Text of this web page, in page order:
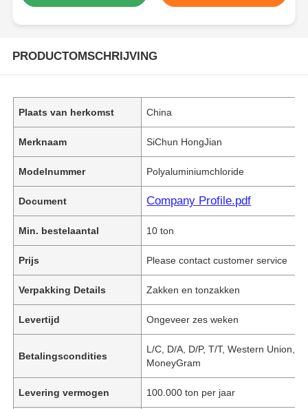
PRODUCTOMSCHRIJVING
Plaats van herkomst China
Merknaam SiChun HongJian
Modelnummer Polyaluminiumchloride
Document Company Profile.pdf
Min. bestelaantal 10 ton
Prijs Please contact customer service
Verpakking Details Zakken en tonzakken
Levertijd Ongeveer zes weken
Betalingscondities
L/C, D/A, D/P, T/T, Western Union,
MoneyGram
Levering vermogen 100.000 ton per jaar